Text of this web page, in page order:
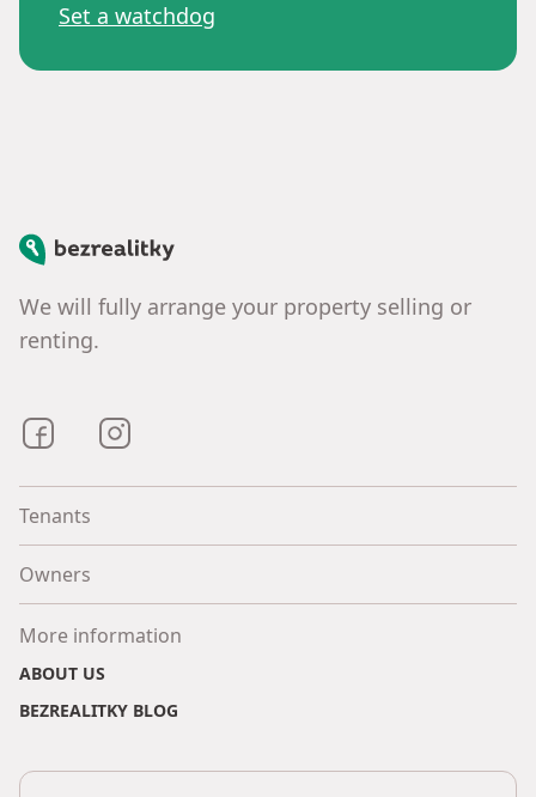
Set a watchdog
Bezrealitky
We will fully arrange your property selling or
renting.
Bezrealitky on Facebook
Tenants
Owners
More information
ABOUT US
BEZREALITKY BLOG